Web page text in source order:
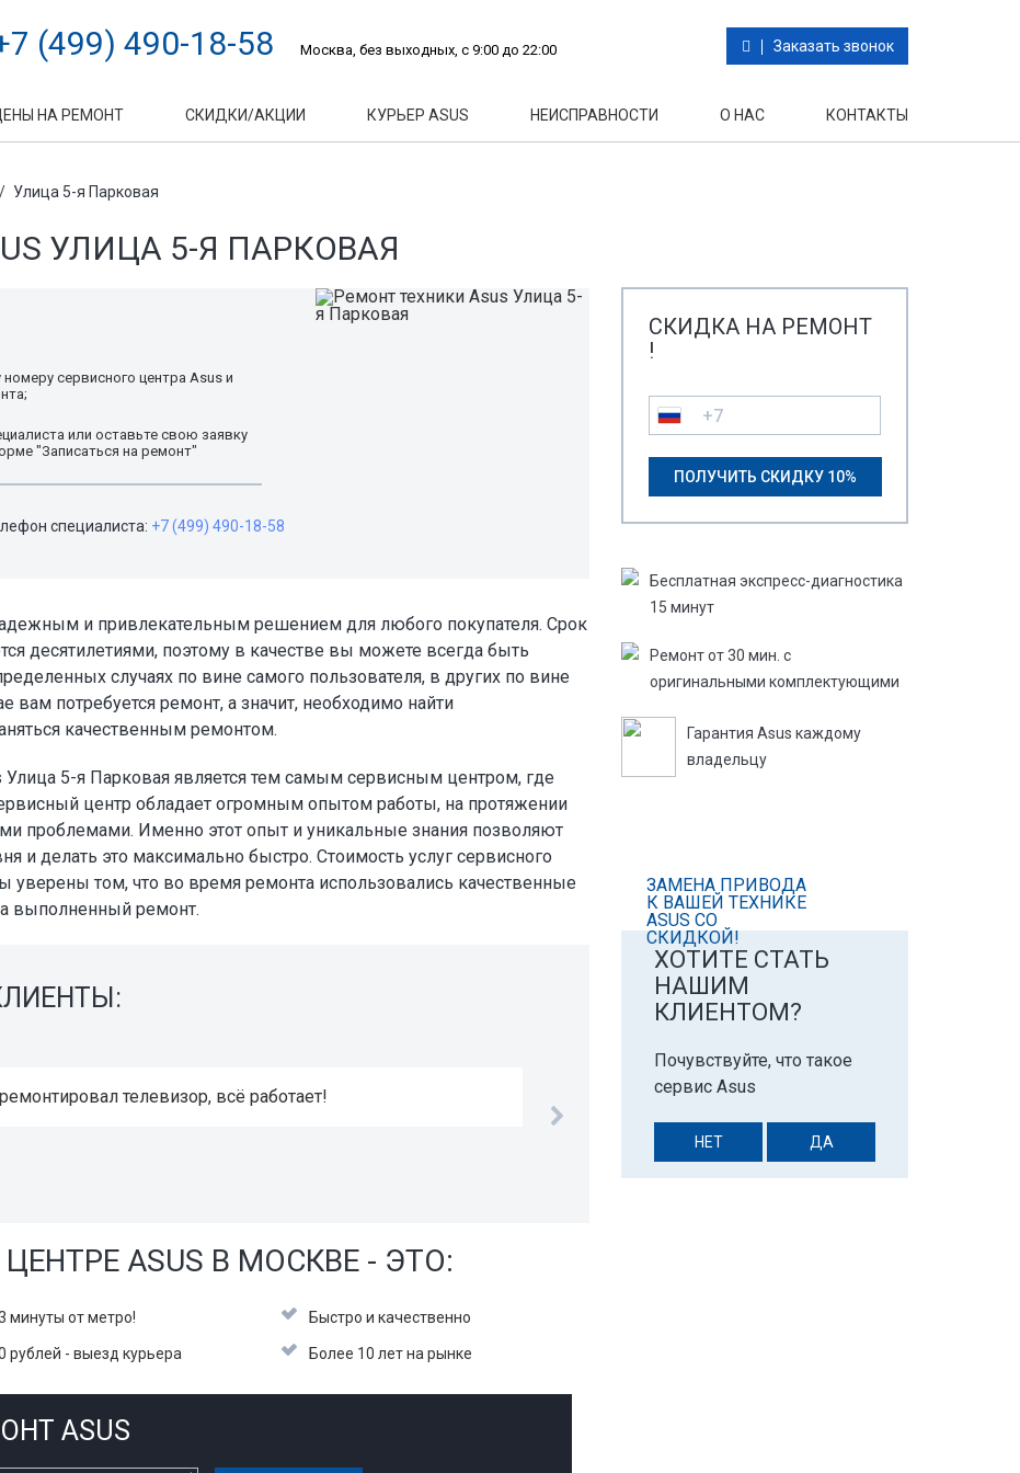
(499) 490-18-58 Москва, без выходных, с 9:00 до 22:00 Заказать звонок
НА РЕМОНТ СКИДКИ/АКЦИИ КУРЬЕР ASUS НЕИСПРАВНОСТИ О НАС КОНТАКТЫ
СКИДКА НА РЕМОНТ
!
Бесплатная экспресс-­диагностика
­15 минут
Ремонт от 30 мин. с
оригинальными комплектующими
Гарантия Asus каждому
владельцу
ЗАМЕНА ПРИВОДА
К ВАШЕЙ ТЕХНИКЕ
ASUS СО
СКИДКОЙ!
ХОТИТЕ СТАТЬ
НАШИМ
КЛИЕНТОМ?
Почувствуйте, что такое
сервис Asus
НЕТ ДА
/ Улица 5-я Парковая
УЛИЦА 5-Я ПАРКОВАЯ
сервисного центра Asus и
или оставьте свою заявку
"Записаться на ремонт"
специалиста: +7 (499) 490-18-58
и привлекательным решением для любого покупателя. Срок
десятилетиями, поэтому в качестве вы можете всегда быть
случаях по вине самого пользователя, в других по вине
вам потребуется ремонт, а значит, необходимо найти
качественным ремонтом.
5-я Парковая является тем самым сервисным центром, где
центр обладает огромным опытом работы, на протяжении
проблемами. Именно этот опыт и уникальные знания позволяют
и делать это максимально быстро. Стоимость услуг сервисного
уверены том, что во время ремонта использовались качественные
выполненный ремонт.
телевизор, всё работает!
ASUS В МОСКВЕ - ЭТО:
минуты от метро! Быстро и качественно
рублей - выезд курьера Более 10 лет на рынке
ASUS